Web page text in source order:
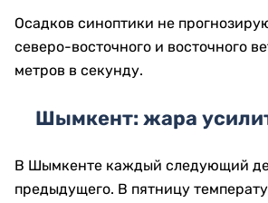
Осадков синоптики не
северо-восточного и восточного
метров в секунду.
Шымкент: жара
В Шымкенте каждый следующий
предыдущего. В пятницу